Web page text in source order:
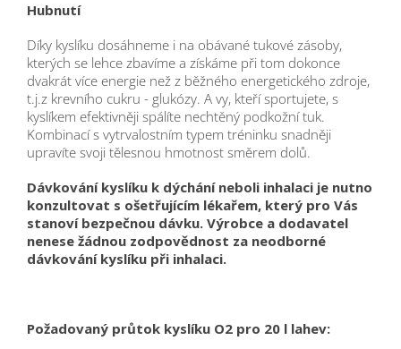
Hubnutí
Díky kyslíku dosáhneme i na obávané tukové zásoby,
kterých se lehce zbavíme a získáme při tom dokonce
dvakrát více energie než z běžného energetického zdroje,
t.j.z krevního cukru - glukózy. A vy, kteří sportujete, s
kyslíkem efektivněji spálíte nechtěný podkožní tuk.
Kombinací s vytrvalostním typem tréninku snadněji
upravíte svoji tělesnou hmotnost směrem dolů.
Dávkování kyslíku k dýchání neboli inhalaci je nutno
konzultovat s ošetřujícím lékařem, který pro Vás
stanoví bezpečnou dávku. Výrobce a dodavatel
nenese žádnou zodpovědnost za neodborné
dávkování kyslíku při inhalaci.
Požadovaný průtok kyslíku O2 pro 20 l lahev: